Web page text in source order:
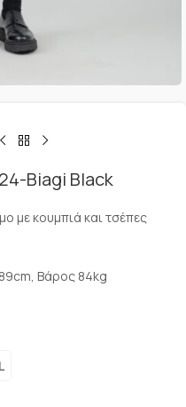
Biagi Black
με κουμπιά και τσέπες
Βάρος 84kg